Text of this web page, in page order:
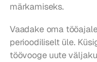
märkamiseks.
Vaadake oma
perioodiliselt üle.
töövooge uute